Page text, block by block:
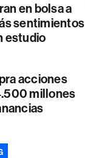
en bolsa a
sentimientos
estudio
acciones
millones